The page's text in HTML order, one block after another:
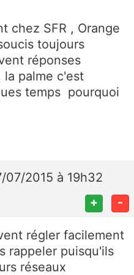
chez SFR , Orange
toujours
réponses
palme c'est
temps pourquoi
07/2015 à 19h32
+ -
régler facilement
rappeler puisqu'ils
réseaux